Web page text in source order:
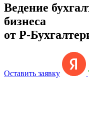
Ведение
бизнеса
от Р-
Оставить заявку